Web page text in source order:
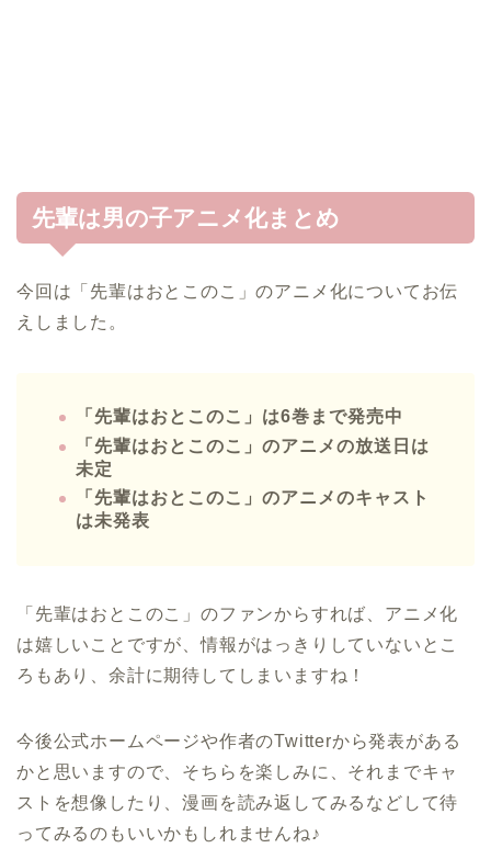
先輩は男の子アニメ化まとめ
今回は「先輩はおとこのこ」のアニメ化についてお伝
えしました。
「先輩はおとこのこ」は6巻まで発売中
「先輩はおとこのこ」のアニメの放送日は
未定
「先輩はおとこのこ」のアニメのキャスト
は未発表
「先輩はおとこのこ」のファンからすれば、アニメ化
は嬉しいことですが、情報がはっきりしていないとこ
ろもあり、余計に期待してしまいますね！
今後公式ホームページや作者のTwitterから発表がある
かと思いますので、そちらを楽しみに、それまでキャ
ストを想像したり、漫画を読み返してみるなどして待
ってみるのもいいかもしれませんね♪